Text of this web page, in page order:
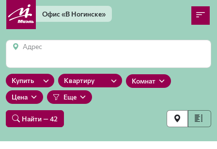
Офис«В Ногинске»
Адрес
Купить Квартиру
Комнат
Цена
Еще
Найти— 42